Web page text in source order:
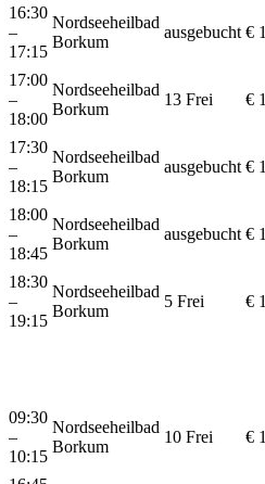
16:30
–
17:15
Nordseeheilbad
Borkum
ausgebucht €
17:00
–
18:00
Nordseeheilbad
Borkum
13 Frei €
17:30
–
18:15
Nordseeheilbad
Borkum
ausgebucht €
18:00
–
18:45
Nordseeheilbad
Borkum
ausgebucht €
18:30
–
19:15
Nordseeheilbad
Borkum
5 Frei €
09:30
–
10:15
Nordseeheilbad
Borkum
10 Frei €